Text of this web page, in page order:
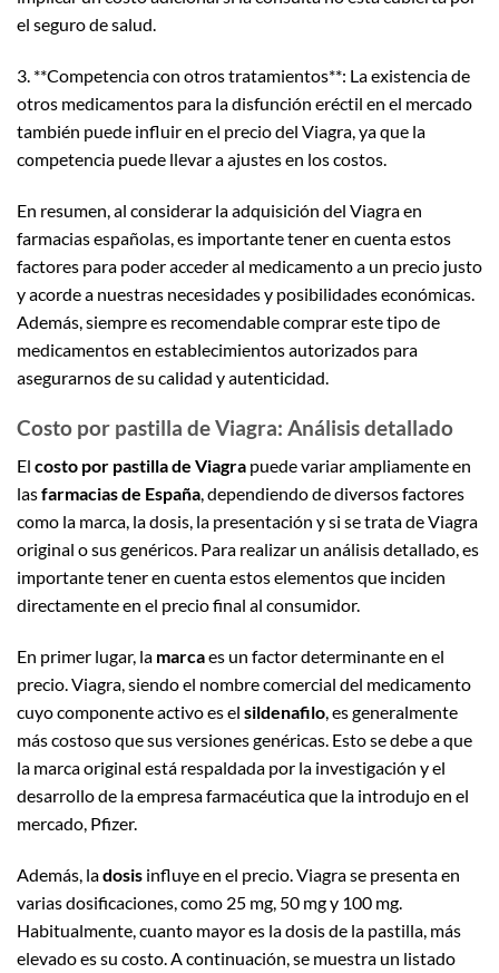
el seguro de salud.
3. **Competencia con otros tratamientos**: La existencia de
otros medicamentos para la disfunción eréctil en el mercado
también puede influir en el precio del Viagra, ya que la
competencia puede llevar a ajustes en los costos.
En resumen, al considerar la adquisición del Viagra en
farmacias españolas, es importante tener en cuenta estos
factores para poder acceder al medicamento a un precio justo
y acorde a nuestras necesidades y posibilidades económicas.
Además, siempre es recomendable comprar este tipo de
medicamentos en establecimientos autorizados para
asegurarnos de su calidad y autenticidad.
Costo por pastilla de Viagra: Análisis detallado
El costo por pastilla de Viagra puede variar ampliamente en
lasfarmacias de España, dependiendo de diversos factores
como la marca, la dosis, la presentación y si se trata de Viagra
original o sus genéricos. Para realizar un análisis detallado, es
importante tener en cuenta estos elementos que inciden
directamente en el precio final al consumidor.
En primer lugar, la marcaes un factor determinante en el
precio. Viagra, siendo el nombre comercial del medicamento
cuyo componente activo es el sildenafilo, es generalmente
más costoso que sus versiones genéricas. Esto se debe a que
la marca original está respaldada por la investigación y el
desarrollo de la empresa farmacéutica que la introdujo en el
mercado, Pfizer.
Además, ladosis influye en el precio. Viagra se presenta en
varias dosificaciones, como 25 mg, 50 mg y 100 mg.
Habitualmente, cuanto mayor es la dosis de la pastilla, más
elevado es su costo. A continuación, se muestra un listado